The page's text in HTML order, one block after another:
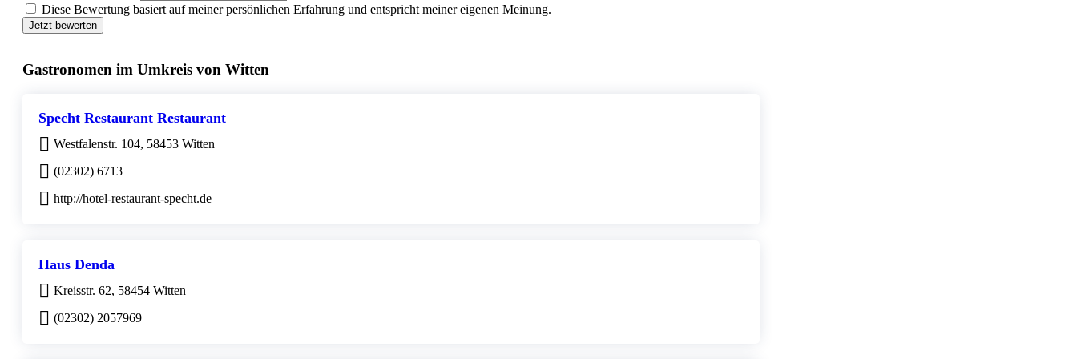
Diese Bewertung basiert auf meiner persönlichen Erfahrung und entspricht meiner eigenen Meinung.
Jetzt bewerten
Gastronomen im Umkreis von Witten
Specht Restaurant Restaurant
Westfalenstr. 104, 58453 Witten
(02302) 6713
http://hotel-restaurant-specht.de
Haus Denda
Kreisstr. 62, 58454 Witten
(02302) 2057969